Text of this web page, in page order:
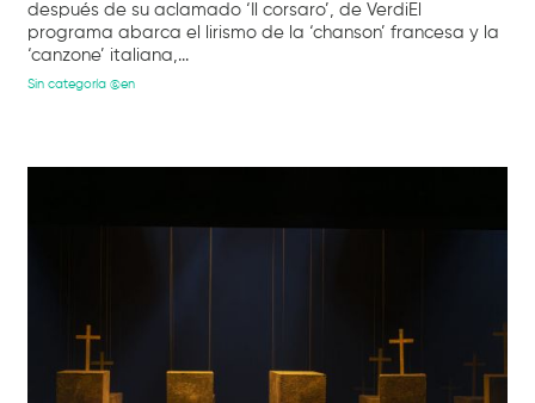
después de su aclamado ‘Il corsaro’, de VerdiEl
programa abarca el lirismo de la ‘chanson’ francesa y la
‘canzone’ italiana,...
Sin categoría @en